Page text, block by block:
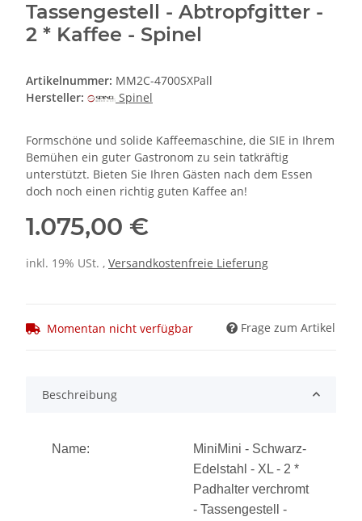
Tassengestell - Abtropfgitter -
2 * Kaffee - Spinel
Artikelnummer: MM2C-4700SXPall
Hersteller:
Spinel
Formschöne und solide Kaffeemaschine, die SIE in Ihrem
Bemühen ein guter Gastronom zu sein tatkräftig
unterstützt. Bieten Sie Ihren Gästen nach dem Essen
doch noch einen richtig guten Kaffee an!
1.075,00 €
inkl. 19% USt. , Versandkostenfreie Lieferung
Momentan nicht verfügbar Frage zum Artikel
Beschreibung
Name:
MiniMini - Schwarz-
Edelstahl - XL - 2 *
Padhalter verchromt
- Tassengestell -